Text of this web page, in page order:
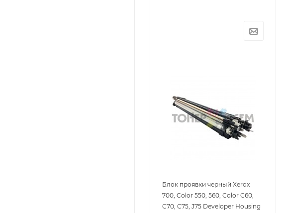
Блок проявки черный Xerox
700, Color 550, 560, Color C60,
C70, C75, J75 Developer Housing